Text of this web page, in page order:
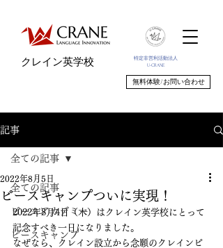
特定非営利活動法人
U-CRANE
クレイン英学校
無料体験/お問い合わせ
記事
全ての記事
ピースアカデミー
ピースキャンプ
全ての記事
ピースキャンプついに実現！
2022年8月5日
2022年8月4日（木）はクレイン英学校にとって
記念すべき一日になりました。
なぜなら、クレイン設立から念願のクレインピ